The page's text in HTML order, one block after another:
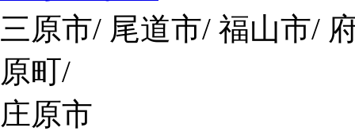
三原市/ 尾道市/ 福山市/
原町/
庄原市